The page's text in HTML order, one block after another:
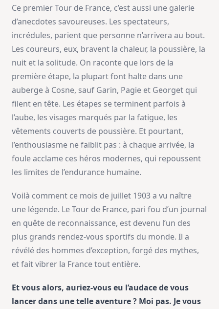
Ce premier Tour de France, c’est aussi une galerie
d’anecdotes savoureuses. Les spectateurs,
incrédules, parient que personne n’arrivera au bout.
Les coureurs, eux, bravent la chaleur, la poussière, la
nuit et la solitude. On raconte que lors de la
première étape, la plupart font halte dans une
auberge à Cosne, sauf Garin, Pagie et Georget qui
filent en tête. Les étapes se terminent parfois à
l’aube, les visages marqués par la fatigue, les
vêtements couverts de poussière. Et pourtant,
l’enthousiasme ne faiblit pas : à chaque arrivée, la
foule acclame ces héros modernes, qui repoussent
les limites de l’endurance humaine.
Voilà comment ce mois de juillet 1903 a vu naître
une légende. Le Tour de France, pari fou d’un journal
en quête de reconnaissance, est devenu l’un des
plus grands rendez-vous sportifs du monde. Il a
révélé des hommes d’exception, forgé des mythes,
et fait vibrer la France tout entière.
Et vous alors, auriez-vous eu l’audace de vous
lancer dans une telle aventure ? Moi pas. Je vous